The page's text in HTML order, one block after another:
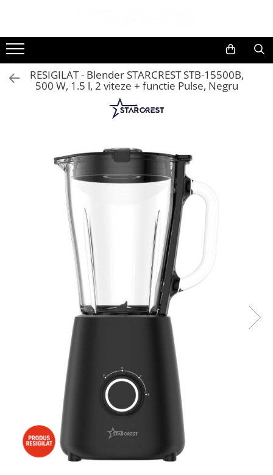
Toate Produsele
Black Friday
Electrocasnice Mari
Aparat cuburi de gheata
Combine frigorifice
Congelatoare verticale
Frigidere cu doua usi
Frigidere cu o usa
Aragazuri mixte
Aragazuri pe gaz
Incorporabile
Cuptoare cu microunde
Cuptoare cu microunde
Detergenti lichid
Dulapuri Frigorifice
RESIGILAT - Blender STARCREST STB-15500B,
500 W, 1.5 l, 2 viteze + functie Pulse, Negru